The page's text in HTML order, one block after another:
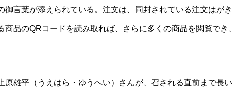
言葉が添えられている。注文は、 同封されている注文はがき
商品のQRコードを読み取れば さらに多くの商品を閲覧でき、
雄平（うえはら・ゆうへい）さんが、召される直前まで長い